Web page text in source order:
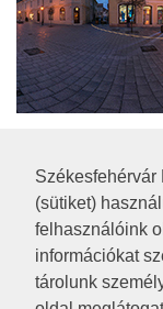
(sütiket)
felhasználóink
információkat
tárolunk
RSS
A HONLAP
JOGI NYILATKOZAT